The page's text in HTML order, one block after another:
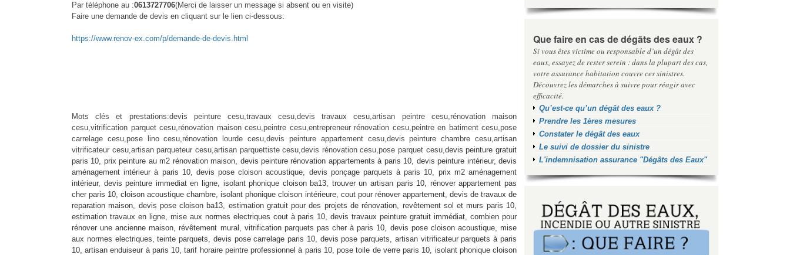
Par téléphone au :0613727706(Merci de laisser un message si absent ou en visite)
Faire une demande de devis en cliquant sur le lien ci-dessous:
https://www.renov-ex.com/p/demande-de-devis.html
Mots clés et prestations:devis peinture cesu,travaux cesu,devis travaux cesu,artisan peintre cesu,rénovation maison
cesu,vitrification parquet cesu,rénovation maison cesu,peintre cesu,entrepreneur rénovation cesu,peintre en batiment cesu,pose
carrelage cesu,pose lino cesu,rénovation lourde cesu,devis peinture appartement cesu,devis peinture chambre cesu,artisan
vitrificateur cesu,artisan parqueteur cesu,artisan parquettiste cesu,devis rénovation cesu,pose parquet cesu,devis peinture gratuit
paris 10, prix peinture au m2 rénovation maison, devis peinture rénovation appartements à paris 10, devis peinture intérieur, devis
aménagement intérieur à paris 10, devis pose cloison acoustique, devis ponçage parquets à paris 10, prix m2 aménagement
intérieur, devis peinture immediat en ligne, isolant phonique cloison ba13, trouver un artisan paris 10, rénover appartement pas
cher paris 10, cloison acoustique chambre, isolant phonique cloison intérieure, cout pour rénover appartement, devis de travaux de
reparation maison, devis pose cloison ba13, estimation gratuit pour des projets de rénovation, revêtement sol et murs paris 10,
estimation travaux en ligne, mise aux normes electriques cout à paris 10, devis travaux peinture gratuit immédiat, combien pour
rénover une ancienne maison, révêtement mural, vitrification parquets pas cher à paris 10, devis pose cloison acoustique, mise
aux normes electriques, teinte parquets, devis pose carrelage paris 10, devis pose parquets, artisan vitrificateur parquets à paris
10, artisan enduiseur à paris 10, tarif horaire peintre professionnel à paris 10, pose toile de verre paris 10, isolant phonique cloison
Que faire en cas de dégâts des eaux ?
Si vous êtes victime ou responsable d’un dégât des
eaux, essayez de rester serein : dans la plupart des cas,
votre assurance habitation couvre ces sinistres.
Découvrez les démarches à suivre pour réagir avec
efficacité.
Qu’est-ce qu’un dégât des eaux ?
Prendre les 1ères mesures
Constater le dégât des eaux
Le suivi de dossier du sinistre
L'indemnisation assurance "Dégâts des Eaux"